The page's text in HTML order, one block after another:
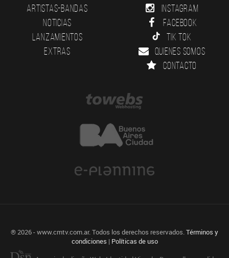
Artistas-Bandas
Noticias
Lanzamientos
Extras
Instagram
Facebook
Tik Tok
Quienes somos
Contacto
® 2026 - www.cmtv.com.ar. Todos los derechos reservados.Términos y
condiciones | Políticas de uso